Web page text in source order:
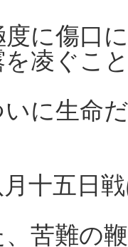
に傷口
凌ぐこ
に生命
十五日
苦難の